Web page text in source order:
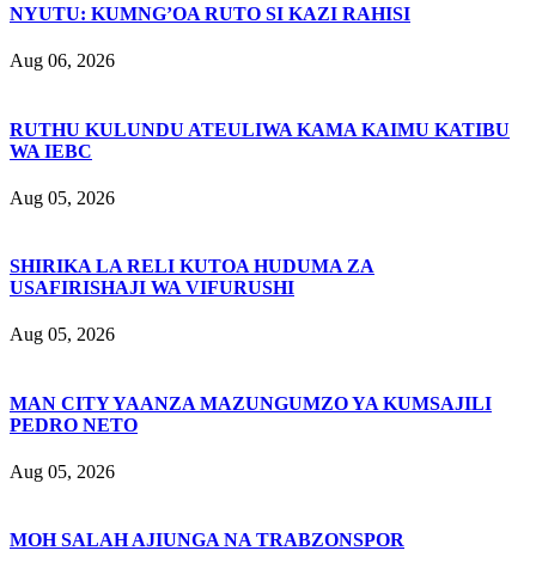
NYUTU: KUMNG’OA RUTO SI KAZI RAHISI
Aug 06, 2026
RUTHU KULUNDU ATEULIWA KAMA KAIMU KATIBU
WA IEBC
Aug 05, 2026
SHIRIKA LA RELI KUTOA HUDUMA ZA
USAFIRISHAJI WA VIFURUSHI
Aug 05, 2026
MAN CITY YAANZA MAZUNGUMZO YA KUMSAJILI
PEDRO NETO
Aug 05, 2026
MOH SALAH AJIUNGA NA TRABZONSPOR